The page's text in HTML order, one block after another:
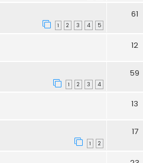
1 2 3 4 5
61
12
1 2 3 4
59
13
1 2
17